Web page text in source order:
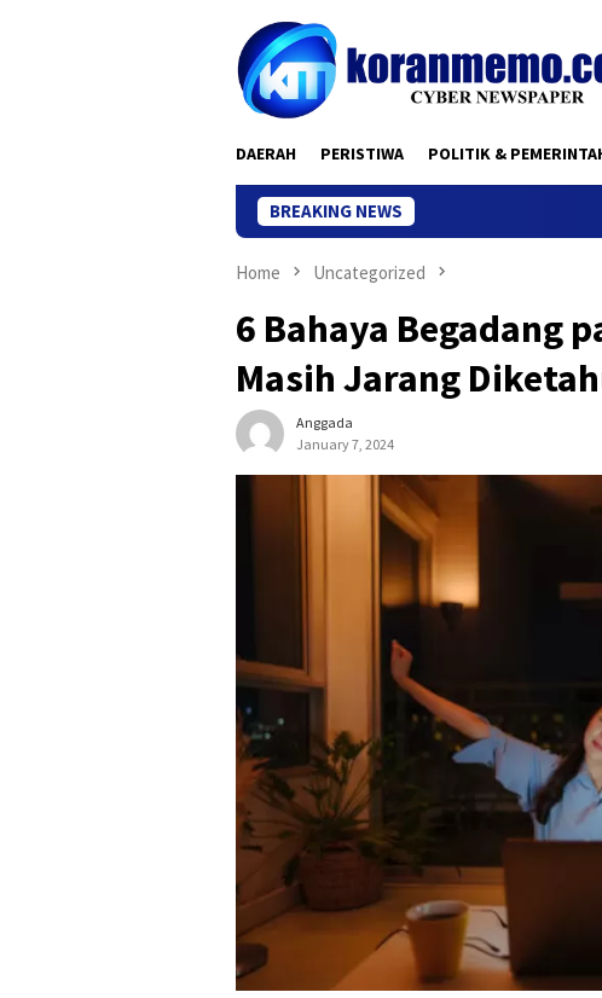
DAERAH PERISTIWA POLITIK &
BREAKING NEWS
Home Uncategorized
6 Bahaya Begadang
Masih Jarang
Anggada
January 7, 2024